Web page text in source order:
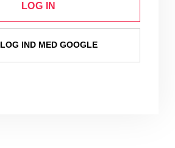
LOG IN
LOG IND MED GOOGLE